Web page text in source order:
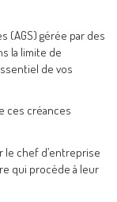
(AGS) gérée par des
la limite de
de vos
ces créances
le chef d’entreprise
qui procède à leur